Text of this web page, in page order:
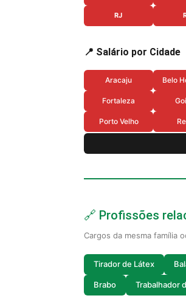
RJ
📍 Salário por Cidade
Aracaju Belo
Fortaleza
Porto Velho
🔗 Profissões
Cargos da mesma família
Tirador de Látex
Brabo Trabalhador